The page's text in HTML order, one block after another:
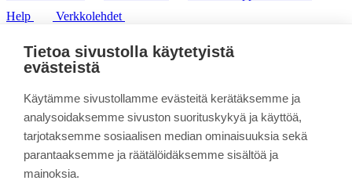
Help
Verkkolehdet
puh. +358 20 743 8100
fax. +358 14 449 9694
Tietoa sivustolla käytetyistä
evästeistä
Käytämme sivustollamme evästeitä kerätäksemme ja
analysoidaksemme sivuston suorituskykyä ja käyttöä,
tarjotaksemme sosiaalisen median ominaisuuksia sekä
parantaaksemme ja räätälöidäksemme sisältöä ja
mainoksia.